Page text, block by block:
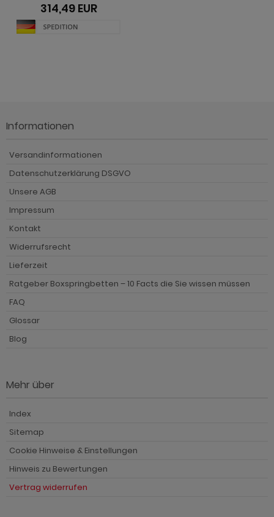
314,49 EUR
Informationen
Versandinformationen
Datenschutzerklärung DSGVO
Unsere AGB
Impressum
Kontakt
Widerrufsrecht
Lieferzeit
Ratgeber Boxspringbetten – 10 Facts die Sie wissen müssen
FAQ
Glossar
Blog
Mehr über
Index
Sitemap
Cookie Hinweise & Einstellungen
Hinweis zu Bewertungen
Vertrag widerrufen